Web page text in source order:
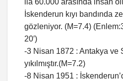
ila 60.000 arasında insan
İskenderun kıyı bandında
gözleniyor. (M=7.4)
20′)
-3 Nisan 1872 : Antakya ve
yıkılmıştır.(M=7.2)
-8 Nisan 1951 :